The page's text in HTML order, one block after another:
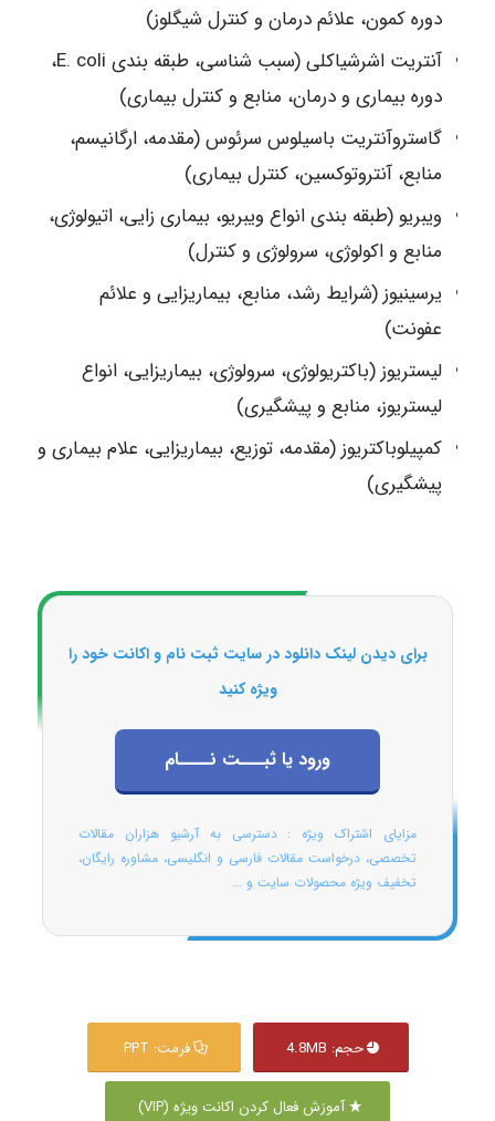
دوره کمون، علائم درمان و کنترل شیگلوز)
آنتریت اشرشیاکلی (سبب شناسی، طبقه بندی E. coli،
دوره بیماری و درمان، منابع و کنترل بیماری)
گاستروآنتریت باسیلوس سرئوس (مقدمه، ارگانیسم،
منابع، آنتروتوکسین، کنترل بیماری)
ویبریو (طبقه بندی انواع ویبریو، بیماری زایی، اتیولوژی،
منابع و اکولوژی، سرولوژی و کنترل)
یرسینیوز (شرایط رشد، منابع، بیماریزایی و علائم
عفونت)
لیستریوز (باکتریولوژی، سرولوژی، بیماریزایی، انواع
لیستریوز، منابع و پیشگیری)
کمپیلوباکتریوز (مقدمه، توزیع، بیماریزایی، علام بیماری و
پیشگیری)
برای دیدن لینک دانلود در سایت ثبت نام و اکانت خود را
ویژه کنید
ورود یا ثبـــت نــــام
مزایای اشتراک ویژه : دسترسی به آرشیو هزاران مقالات
تخصصی، درخواست مقالات فارسی و انگلیسی، مشاوره رایگان،
تخفیف ویژه محصولات سایت و ...
حجم: 4.8MB فرمت: PPT
آموزش فعال کردن اکانت ویژه (VIP)